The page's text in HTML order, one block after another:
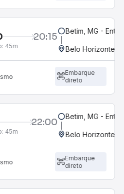
20:15
45m
Betim, MG -
Belo Horizonte,
Embarque
direto
22:00
45m
Betim, MG -
Belo Horizonte,
Embarque
direto